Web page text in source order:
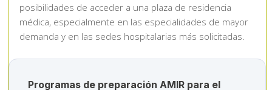
posibilidades de acceder a una plaza de residencia
médica, especialmente en las especialidades de mayor
demanda y en las sedes hospitalarias más solicitadas.
Programas de preparación AMIR para el